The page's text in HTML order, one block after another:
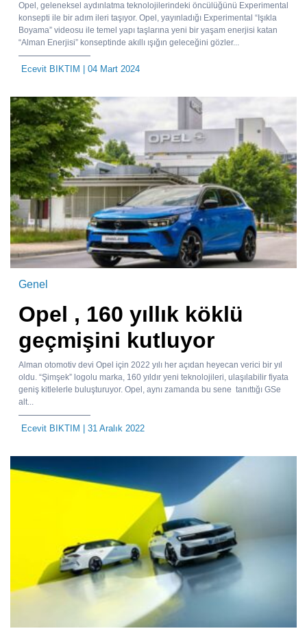
Opel, geleneksel aydınlatma teknolojilerindeki öncülüğünü Experimental
konsepti ile bir adım ileri taşıyor. Opel, yayınladığı Experimental “Işıkla
Boyama” videosu ile temel yapı taşlarına yeni bir yaşam enerjisi katan
“Alman Enerjisi” konseptinde akıllı ışığın geleceğini gözler...
Ecevit BIKTIM | 04 Mart 2024
Genel
Opel , 160 yıllık köklü
geçmişini kutluyor
Alman otomotiv devi Opel için 2022 yılı her açıdan heyecan verici bir yıl
oldu. “Şimşek” logolu marka, 160 yıldır yeni teknolojileri, ulaşılabilir fiyata
geniş kitlelerle buluşturuyor. Opel, aynı zamanda bu sene tanıttığı GSe
alt...
Ecevit BIKTIM | 31 Aralık 2022